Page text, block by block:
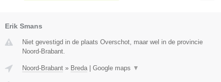
Erik Smans
Niet gevestigd in de plaats Overschot, maar wel in de provincie
Noord-Brabant.
Noord-Brabant » Breda| Google maps ▼